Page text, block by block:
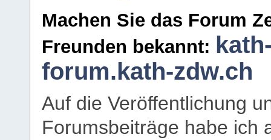
Machen Sie das Forum
Freunden bekannt:
forum.kath-zdw.ch
Auf die Veröffentlichung
Forumsbeiträge habe ich